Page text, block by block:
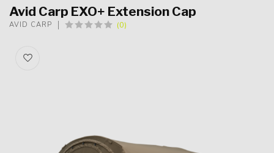
Avid Carp EXO+ Extension Cap
AVID CARP (0)